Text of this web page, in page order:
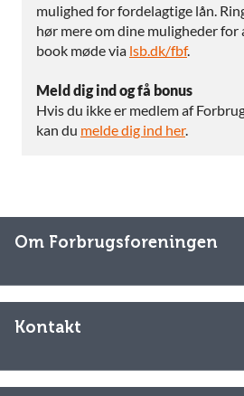
mulighed for fordelagtige lån.
hør mere om dine muligheder for
book møde via lsb.dk/fbf.
Meld dig ind og få bonus
Hvis du ikke er medlem af
kan du melde dig ind her.
Om Forbrugsforeningen
Kontakt